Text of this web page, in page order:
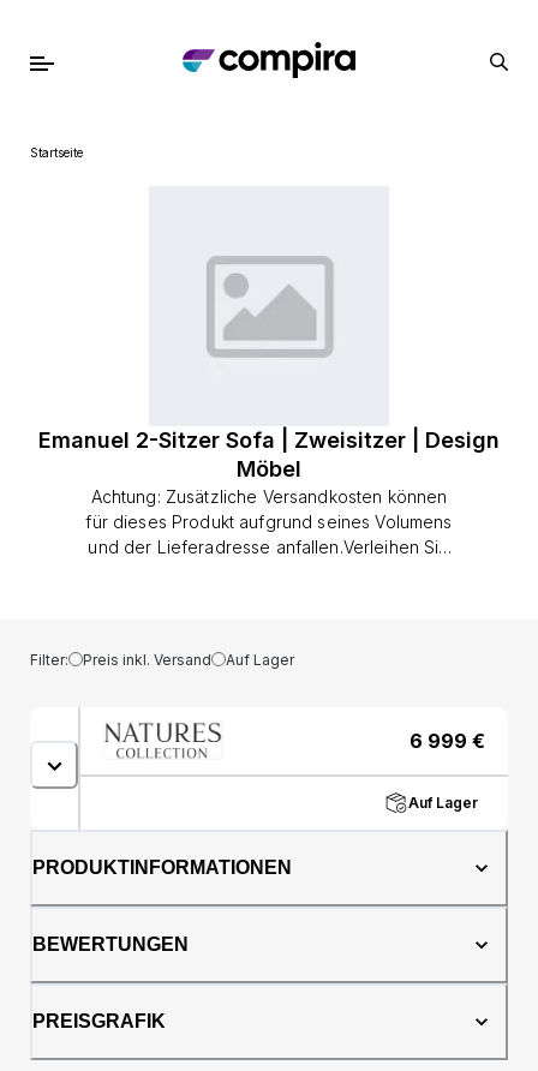
Startseite
Emanuel 2-Sitzer Sofa | Zweisitzer | Design
Möbel
Achtung: Zusätzliche Versandkosten können
für dieses Produkt aufgrund seines Volumens
und der Lieferadresse anfallen.Verleihen Sie
natürlichem Lammfell aus Neuseeland
ausgestattet ist. Dieses Sofa bringt die Natur
seinem weichen und wunderschönen
Aussehen kann dieses Sofa Ihr Zuhause
stilvoll und natürlich gestalten.Bei NATURES
Collection arbeiten wir nur mit hochwertigem
nur einen nordischen Look, sondern auch
hohen Komfort, sodass Sie das Leben zu
Sie sich auch unseren wunderschönen Emily
Filter: Preis inkl. Versand Auf Lager
6 999 €
Auf Lager
PRODUKTINFORMATIONEN
BEWERTUNGEN
PREISGRAFIK